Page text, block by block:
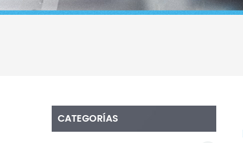
CATEGORÍAS